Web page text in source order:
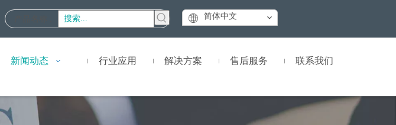
简体中文
新闻动态 行业应用 解决方案 售后服务 联系我们